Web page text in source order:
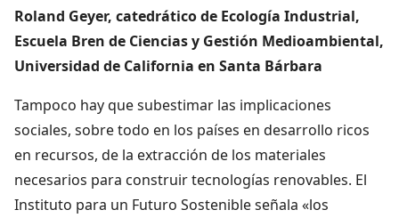
Roland Geyer, catedrático de Ecología Industrial,
Escuela Bren de Ciencias y Gestión Medioambiental,
Universidad de California en Santa Bárbara
Tampoco hay que subestimar las implicaciones
sociales, sobre todo en los países en desarrollo ricos
en recursos, de la extracción de los materiales
necesarios para construir tecnologías renovables. El
Instituto para un Futuro Sostenible señala «los